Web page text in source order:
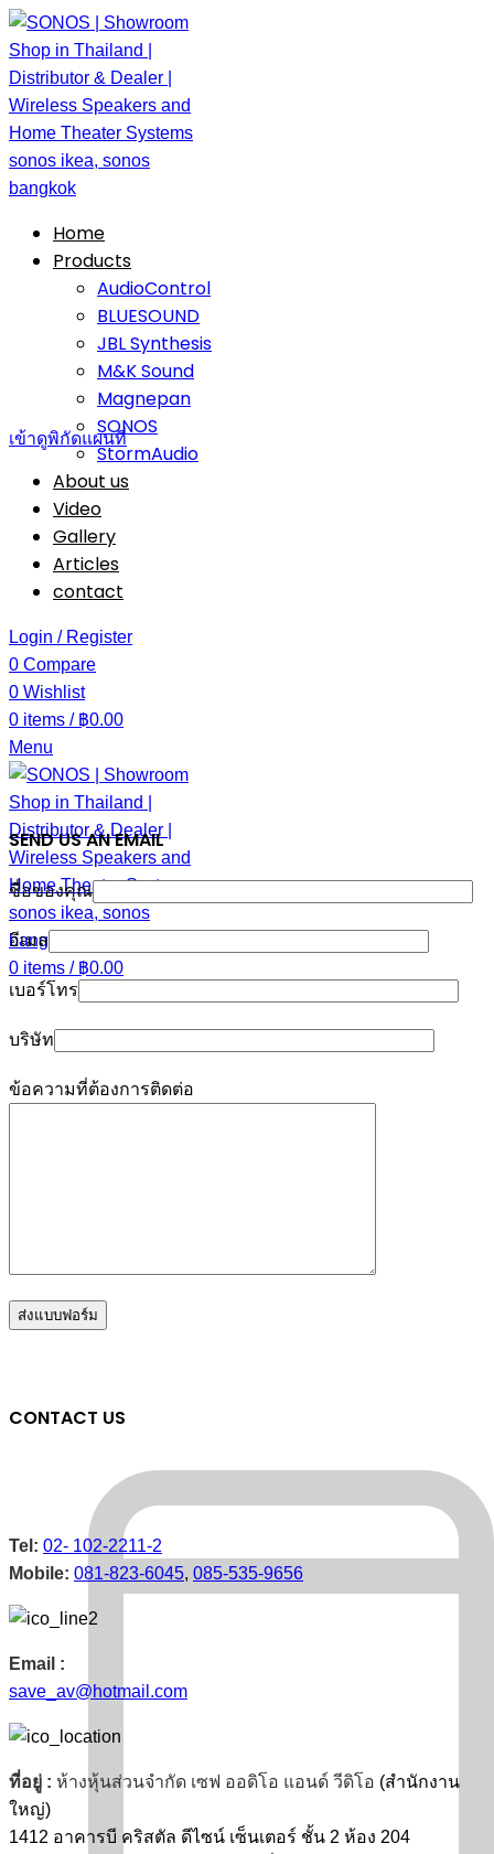
Home
Products
AudioControl
BLUESOUND
JBL Synthesis
M&K Sound
Magnepan
SONOS
StormAudio
About us
Video
Gallery
Articles
contact
Login / Register
0 Compare
0 Wishlist
0 items / ฿0.00
Menu
0 items / ฿0.00
เข้าดูพิกัดแผนที่
SEND US AN EMAIL
ชื่อของคุณ
อีเมล
เบอร์โทร
บริษัท
ข้อความที่ต้องการติดต่อ
CONTACT US
Tel: 02- 102-2211-2
Mobile: 081-823-6045, 085-535-9656
Email :
save_av@hotmail.com
ที่อยู่ : ห้างหุ้นส่วนจำกัด เซฟ ออดิโอ แอนด์ วีดิโอ (สำนักงาน
ใหญ่)
1412 อาคารบี คริสตัล ดีไซน์ เซ็นเตอร์ ชั้น 2 ห้อง 204